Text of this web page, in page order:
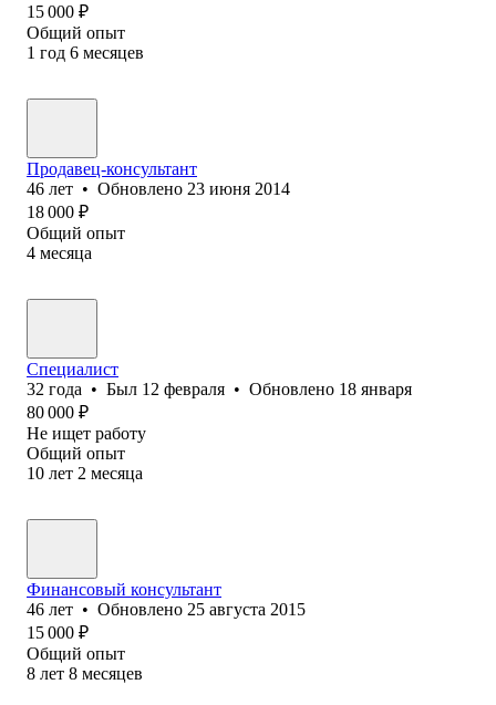
15 000 ₽
Общий опыт
1 год 6 месяцев
Продавец-консультант
46 лет • Обновлено 23 июня 2014
18 000 ₽
Общий опыт
4 месяца
Специалист
32 года • Был 12 февраля • Обновлено 18 января
80 000 ₽
Не ищет работу
Общий опыт
10 лет 2 месяца
Финансовый консультант
46 лет • Обновлено 25 августа 2015
15 000 ₽
Общий опыт
8 лет 8 месяцев